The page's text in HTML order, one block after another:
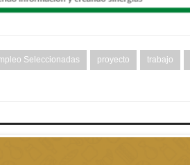
Seleccionadas proyecto trabajo